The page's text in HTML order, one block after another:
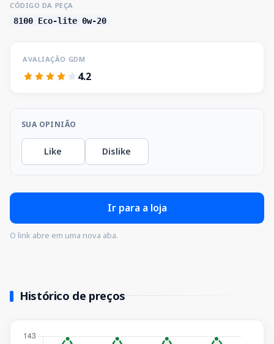
CÓDIGO DA PEÇA
8100 Eco-lite 0w-20
AVALIAÇÃO GDM
4.2
SUA OPINIÃO
Like Dislike
Ir para a loja
O link abre em uma nova aba.
Histórico de preços